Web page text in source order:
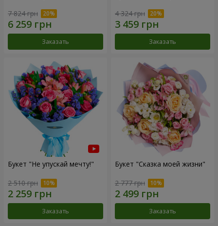
7 824 грн
Заказать
4 324 грн
Заказать
Букет "Не упускай мечту!"
2 510 грн
Заказать
Букет "Сказка моей жизни"
2 777 грн
Заказать